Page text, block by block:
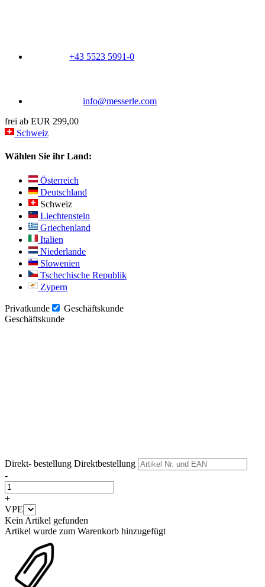
+43 5523 5991-0
info@messerle.com
frei ab EUR 299,00
Schweiz
Wählen Sie ihr Land:
Österreich
Deutschland
Schweiz
Liechtenstein
Griechenland
Italien
Niederlande
Slowenien
Tschechische Republik
Zypern
Privatkunde
Geschäftskunde
Geschäftskunde
Direkt- bestellung Direktbestellung
-
+
VPE
Kein Artikel gefunden
Artikel wurde zum Warenkorb hinzugefügt